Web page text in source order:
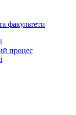
факультети
процес